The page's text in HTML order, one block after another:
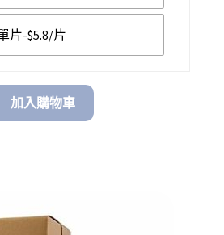
through
片-$5.8/片
加入購物車